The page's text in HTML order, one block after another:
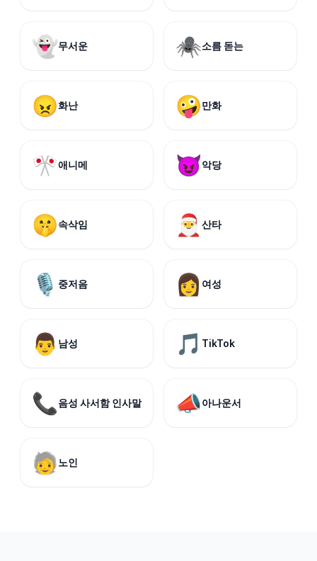
👻무서운 🕷️소름 돋는
😠화난 🤪만화
🎌애니메 😈악당
🤫속삭임 🎅 산타
🎙️ 중저음 👩 여성
👨 남성 🎵 TikTok
📞 음성 사서함 인사말 📣아나운서
🧓 노인